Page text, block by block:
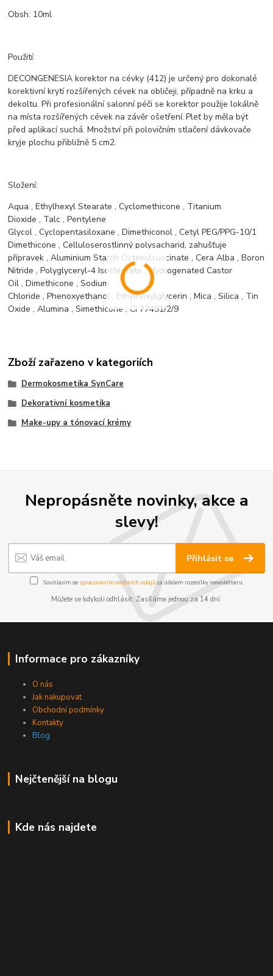
Obsh: 10ml
Použití:
DECONGENESIA korektor na cévky (412) je určený pro dokonalé
korektivní krytí rozšířených cévek na obličeji, případně na krku a
dekoltu. Při profesionální salonní péči se korektor použije lokálně
na místa rozšířených cévek na závěr ošetření. Pleť by měla být
před aplikací suchá. Množství při polovičním stlačení dávkovače
kryje plochu přibližně 5 cm2.
Složení:
Aqua ,Ethylhexyl Stearate ,Cyclomethicone , Titanium
Dioxide , Talc ,Pentylene
Glycol ,Cyclopentasiloxane ,Dimethiconol ,Cetyl PEG/PPG-10/1
Dimethicone ,Celluloserostlinný polysacharid, zahušťuje
přípravek ,Aluminium Starch Octenylsuccinate ,Cera Alba ,Boron
Nitride ,Polyglyceryl-4 Isostearate ,Hydrogenated Castor
Oil ,Dimethicone ,Sodium
Chloride ,Phenoxyethanol , Ethylhexylglycerin ,Mica ,Silica , Tin
Oxide ,Alumina ,Simethicone , CI 77491/2/9
Zboží zařazeno v kategoriích
Dermokosmetika SynCare
Dekorativní kosmetika
Make-upy a tónovací krémy
Nepropásněte novinky, akce a
slevy!
Přihlásit se
Souhlasím se zpracováním osobních údajůza účelem rozesílky newsletteru.
Můžete se kdykoli odhlásit. Zasíláme jednou za 14 dní.
Informace pro zákazníky
O nás
Jak nakupovat
Obchodní podmínky
Kontakty
Blog
Nejčtenější na blogu
Kde nás najdete